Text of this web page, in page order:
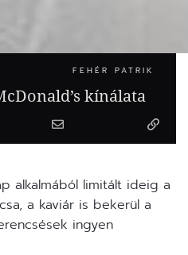
FEHÉR PATRIK
kínálata
alkalmából limitált ideig a
a kaviár is bekerül a
ingyen